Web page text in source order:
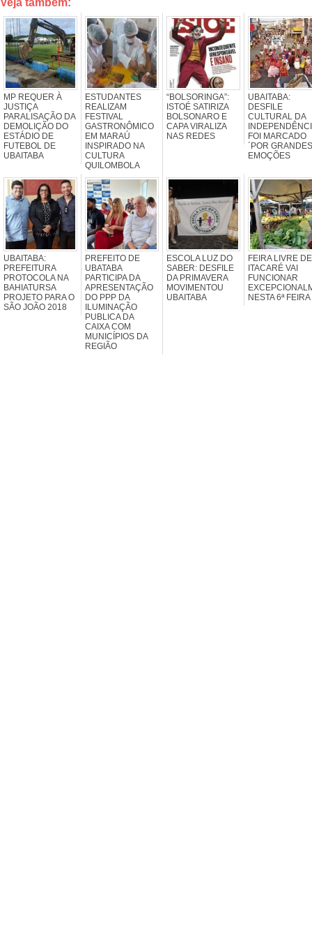
MP REQUER À
JUSTIÇA
PARALISAÇÃO DA
DEMOLIÇÃO DO
ESTÁDIO DE
FUTEBOL DE
UBAITABA
ESTUDANTES
REALIZAM
FESTIVAL
GASTRONÔMICO
EM MARAÚ
INSPIRADO NA
CULTURA
QUILOMBOLA
“BOLSORINGA”:
ISTOÉ SATIRIZA
BOLSONARO E
CAPA VIRALIZA
NAS REDES
UBAITABA:
DESFILE
CULTURAL DA
FOI MARCADO
´POR GRANDES
EMOÇÕES
UBAITABA:
PREFEITURA
PROTOCOLA NA
BAHIATURSA
PROJETO PARA O
SÃO JOÃO 2018
PREFEITO DE
UBATABA
PARTICIPA DA
APRESENTAÇÃO
DO PPP DA
ILUMINAÇÃO
PUBLICA DA
CAIXA COM
MUNICÍPIOS DA
REGIÃO
ESCOLA LUZ DO
SABER: DESFILE
DA PRIMAVERA
MOVIMENTOU
UBAITABA
FEIRA LIVRE DE
ITACARÉ VAI
FUNCIONAR
NESTA 6ª FEIRA